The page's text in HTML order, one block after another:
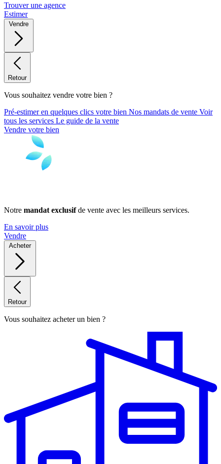
Trouver une agence
Estimer
Vendre
Retour
Vous souhaitez vendre votre bien ?
Pré-estimer en quelques clics votre bien Nos mandats de vente Voir
tous les services Le guide de la vente
Vendre votre bien
Notre mandat exclusifde vente avec les meilleurs services.
En savoir plus
Vendre
Acheter
Retour
Vous souhaitez acheter un bien ?